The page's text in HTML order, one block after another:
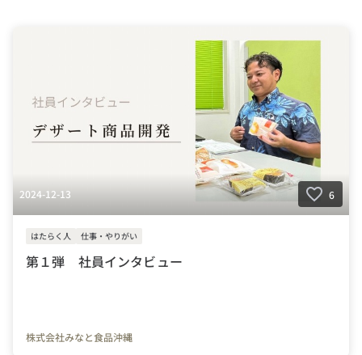
2024-12-13 6
はたらく人 仕事・やりがい
第１弾 社員インタビュー
株式会社みなと食品沖縄